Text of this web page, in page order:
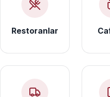
Restoranlar